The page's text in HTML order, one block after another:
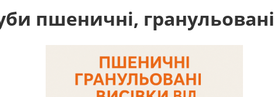
пшеничні, гранульовані